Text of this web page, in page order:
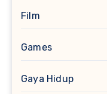
Film
Games
Gaya Hidup